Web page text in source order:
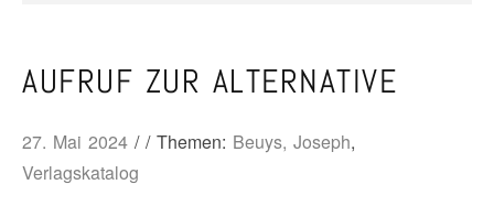
AUFRUF ZUR ALTERNATIVE
27. Mai 2024 / / Themen: Beuys, Joseph,
Verlagskatalog